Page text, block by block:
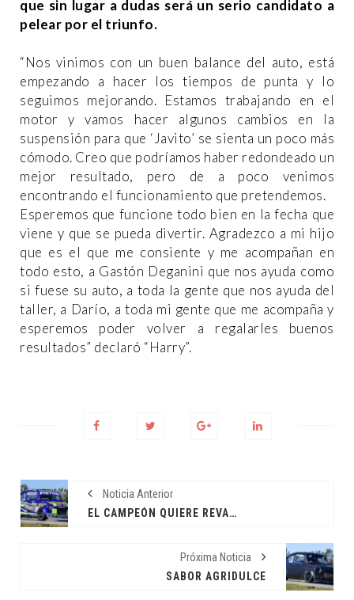
que sin lugar a dudas será un serio candidato a
pelear por el triunfo.
“Nos vinimos con un buen balance del auto, está
empezando a hacer los tiempos de punta y lo
seguimos mejorando. Estamos trabajando en el
motor y vamos hacer algunos cambios en la
suspensión para que ‘Javito’ se sienta un poco más
cómodo. Creo que podríamos haber redondeado un
mejor resultado, pero de a poco venimos
encontrando el funcionamiento que pretendemos.
Esperemos que funcione todo bien en la fecha que
viene y que se pueda divertir. Agradezco a mi hijo
que es el que me consiente y me acompañan en
todo esto, a Gastón Deganini que nos ayuda como
si fuese su auto, a toda la gente que nos ayuda del
taller, a Darío, a toda mi gente que me acompaña y
esperemos poder volver a regalarles buenos
resultados” declaró “Harry”.
Noticia Anterior
EL CAMPEÓN QUIERE REVANCHA
Próxima Noticia
SABOR AGRIDULCE